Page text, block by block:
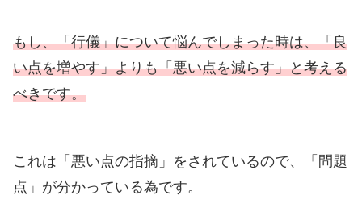
もし、「行儀」について悩んでしまった時は、「良
い点を増やす」よりも「悪い点を減らす」と考える
べきです。
これは「悪い点の指摘」をされているので、「問題
点」が分かっている為です。